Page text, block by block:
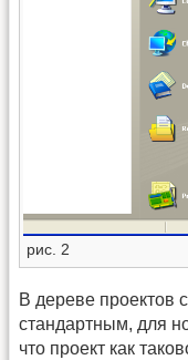
рис. 2
В дереве проектов
стандартным, для
что проект как